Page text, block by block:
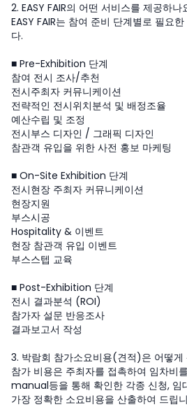
2. EASY FAIR의 어떤 서비스를 제공하나
EASY FAIR는 참여 준비 단계별로 필요
다.
■ Pre-Exhibition 단계
참여 전시 조사/추천
전시주최자 커뮤니케이션
전략적인 전시위치분석 및 배정조율
예산수립 및 조정
전시부스 디자인 / 그래픽 디자인
참관객 유입을 위한 사전 홍보 마케팅
■ On-Site Exhibition 단계
전시현장 주최자 커뮤니케이션
현장지원
부스시공
Hospitality & 이벤트
현장 참관객 유입 이벤트
부스스텝 교육
■ Post-Exhibition 단계
전시 결과분석 (ROI)
참가자 설문 반응조사
결과보고서 작성
3. 박람회 참가소요비용(견적)은 어떻게
참가 비용은 주최자를 접촉하여 임차비
manual등을 통해 확인한 각종 신청, 임
가장 정확한 소요비용을 산출하여 드립